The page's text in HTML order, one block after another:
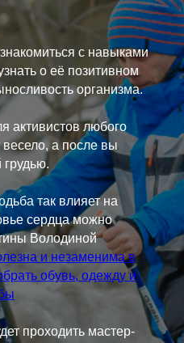
с навыками
о её позитивном
организма.
активистов любого
весело, а после вы
грудью.
так влияет на
сердца можно
Володиной
и незаменима в
обувь, одежду и
проходить мастер-